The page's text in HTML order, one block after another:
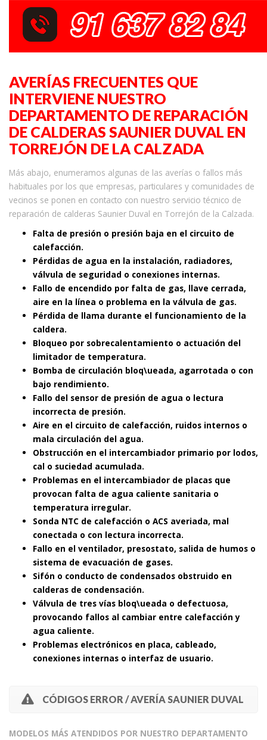
AVERÍAS FRECUENTES QUE
INTERVIENE NUESTRO
DEPARTAMENTO DE REPARACIÓN
DE CALDERAS SAUNIER DUVAL EN
TORREJÓN DE LA CALZADA
Más abajo, enumeramos algunas de las averías o fallos más
habituales por los que empresas, particulares y comunidades de
vecinos se ponen en contacto con nuestro servicio técnico de
reparación de calderas Saunier Duval en Torrejón de la Calzada.
Falta de presión o presión baja en el circuito de
calefacción.
Pérdidas de agua en la instalación, radiadores,
válvula de seguridad o conexiones internas.
Fallo de encendido por falta de gas, llave cerrada,
aire en la línea o problema en la válvula de gas.
Pérdida de llama durante el funcionamiento de la
caldera.
Bloqueo por sobrecalentamiento o actuación del
limitador de temperatura.
Bomba de circulación bloq\ueada, agarrotada o con
bajo rendimiento.
Fallo del sensor de presión de agua o lectura
incorrecta de presión.
Aire en el circuito de calefacción, ruidos internos o
mala circulación del agua.
Obstrucción en el intercambiador primario por lodos,
cal o suciedad acumulada.
Problemas en el intercambiador de placas que
provocan falta de agua caliente sanitaria o
temperatura irregular.
Sonda NTC de calefacción o ACS averiada, mal
conectada o con lectura incorrecta.
Fallo en el ventilador, presostato, salida de humos o
sistema de evacuación de gases.
Sifón o conducto de condensados obstruido en
calderas de condensación.
Válvula de tres vías bloq\ueada o defectuosa,
provocando fallos al cambiar entre calefacción y
agua caliente.
Problemas electrónicos en placa, cableado,
conexiones internas o interfaz de usuario.
CÓDIGOS ERROR / AVERÍA SAUNIER DUVAL
MODELOS MÁS ATENDIDOS POR NUESTRO DEPARTAMENTO